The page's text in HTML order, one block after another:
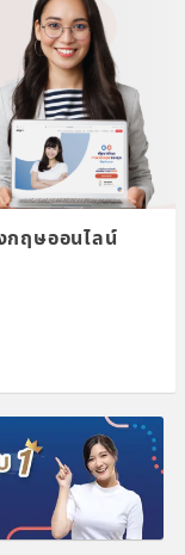
กฤษออนไลน์